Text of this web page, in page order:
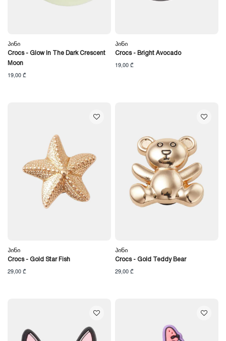
Პინი
Crocs - Glow In The Dark Crescent
Moon
19,00 ₾
Პინი
Crocs - Bright Avocado
19,00 ₾
Პინი
Crocs - Gold Star Fish
29,00 ₾
Პინი
Crocs - Gold Teddy Bear
29,00 ₾